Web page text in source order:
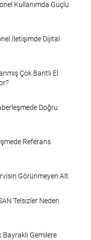
Kullanımda Güçlü
İletişimde Dijital
Çok Bantlı El
Doğru
Referans
Görünmeyen Alt
Telsizler Neden
Bayraklı Gemilere